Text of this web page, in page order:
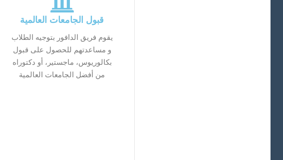
قبول الجامعات العالمية
يقوم فريق الدافور بتوجيه الطلاب
و مساعدتهم للحصول على قبول
بكالوريوس، ماجستير، أو دكتوراه
من أفضل الجامعات العالمية